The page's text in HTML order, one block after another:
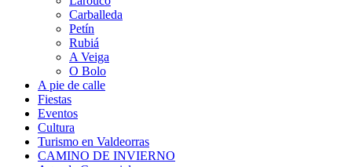
Carballeda
Petín
Rubiá
A Veiga
O Bolo
A pie de calle
Fiestas
Eventos
Cultura
Turismo en Valdeorras
CAMINO DE INVIERNO